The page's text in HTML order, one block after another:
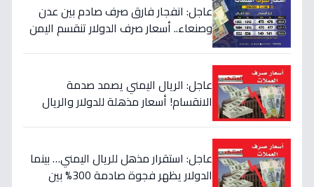
عاجل: انفجار فارق صرف صادم بين عدن
وصنعاء.. أسعار صرف الدولار تنقسم اليمن
عاجل: الريال اليمني يصمد صدمة
الانقسام! أسعار مذهلة للدولار والريال
عاجل: استقرار مذهل للريال اليمني… بينما
الدولار يظهر فجوة صادمة 300% بين